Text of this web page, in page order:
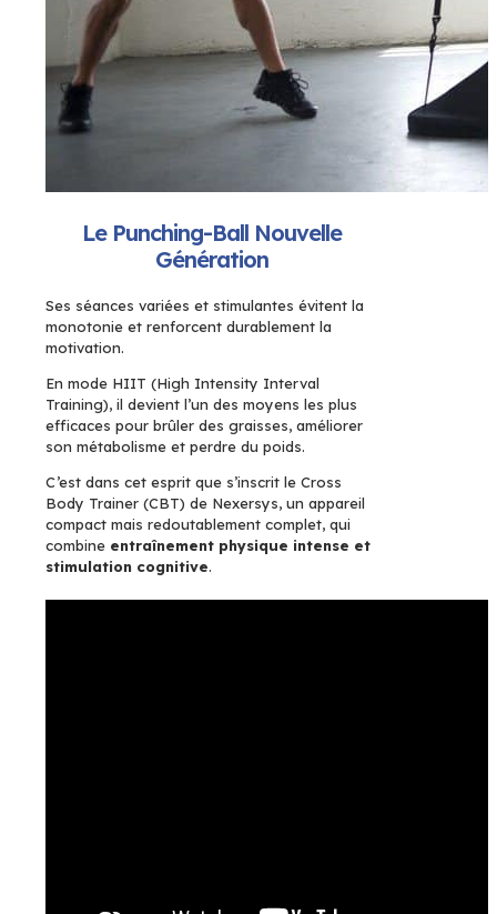
Le Punching-Ball Nouvelle
Génération
Ses séances variées et stimulantes évitent la
monotonie et renforcent durablement la
motivation.
En mode HIIT (High Intensity Interval
Training), il devient l’un des moyens les plus
efficaces pour brûler des graisses, améliorer
son métabolisme et perdre du poids.
C’est dans cet esprit que s’inscrit le Cross
Body Trainer (CBT) de Nexersys, un appareil
compact mais redoutablement complet, qui
combine entraînement physique intense et
stimulation cognitive.